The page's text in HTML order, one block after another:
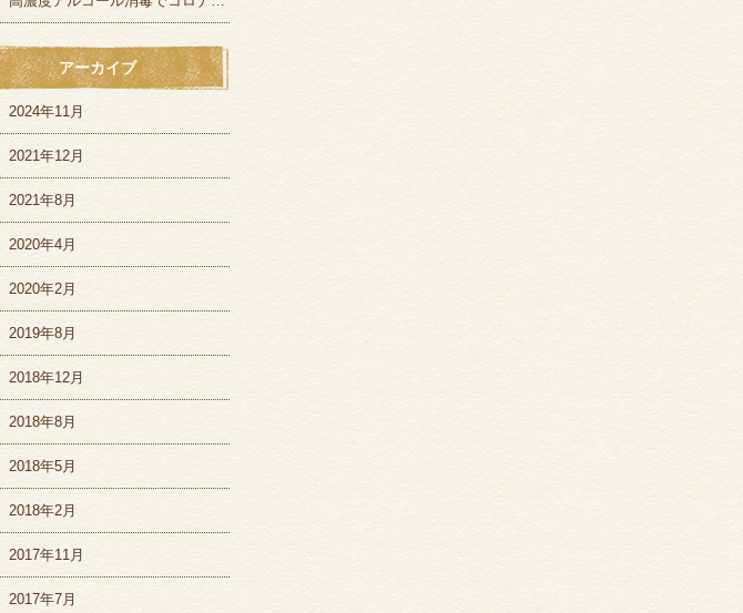
アーカイブ
2024年11月
2021年12月
2021年8月
2020年4月
2020年2月
2019年8月
2018年12月
2018年8月
2018年5月
2018年2月
2017年11月
2017年7月